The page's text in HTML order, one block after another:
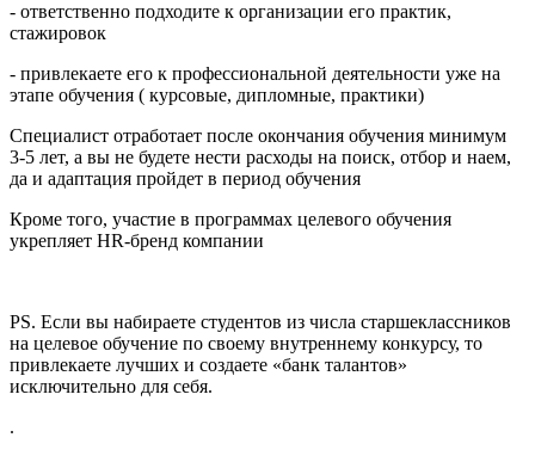
- ответственно подходите к организации его практик,
стажировок
- привлекаете его к профессиональной деятельности уже на
этапе обучения ( курсовые, дипломные, практики)
Cпециалист отработает после окончания обучения минимум
3-5 лет, а вы не будете нести расходы на поиск, отбор и наем,
да и адаптация пройдет в период обучения
Кроме того, участие в программах целевого обучения
укрепляет HR-бренд компании
РS. Если вы набираете студентов из числа старшеклассников
на целевое обучение по своему внутреннему конкурсу, то
привлекаете лучших и создаете «банк талантов»
исключительно для себя.
.